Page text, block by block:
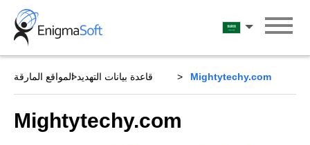
Skip
content
العربية
قاعدة بيانات التهديد المواقع المارقة Mightytechy.com
Mightytechy.com